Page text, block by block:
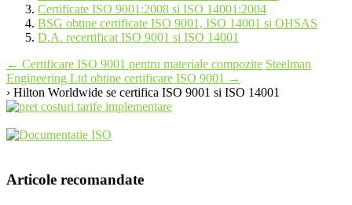
Certificate ISO 9001:2008 si ISO 14001:2004
BSG obtine certificate ISO 9001, ISO 14001 si OHSAS
D.A. recertificat ISO 9001 si ISO 14001
Post
navigation
← Certificare ISO 9001 pentru materiale compozite Steelman
Engineering Ltd obtine certificare ISO 9001 →
› Hilton Worldwide se certifica ISO 9001 si ISO 14001
Articole recomandate